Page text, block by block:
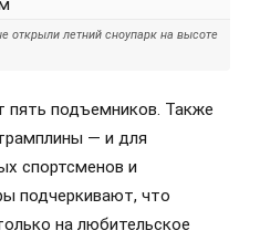
открыли летний сноупарк на высоте
пять подъемников. Также
— и для
спортсменов и
подчеркивают, что
на любительское